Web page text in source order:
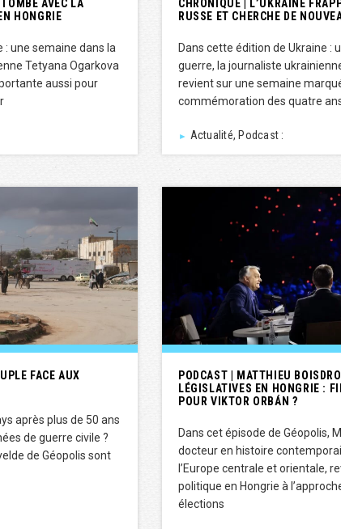
AVEC LA
HONGRIE
: une semaine dans la
Tetyana Ogarkova
aussi pour
CHRONIQUE | L’UKRAINE
RUSSE ET CHERCHE DE
Dans cette édition de Ukraine :
guerre, la journaliste
revient sur une semaine
commémoration des quatre
► Actualité, Podcast :
FACE AUX
après plus de 50 ans
de guerre civile ?
de Géopolis sont
PODCAST | MATTHIEU
LÉGISLATIVES EN HONGRIE :
POUR VIKTOR ORBÁN ?
Dans cet épisode de Géopolis,
docteur en histoire
l’Europe centrale et orientale,
politique en Hongrie à
élections